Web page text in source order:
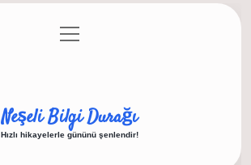
Gizlilik Politikası
menüyü
aç
Neşeli Bilgi Durağı
Hızlı hikayelerle gününü şenlendir!